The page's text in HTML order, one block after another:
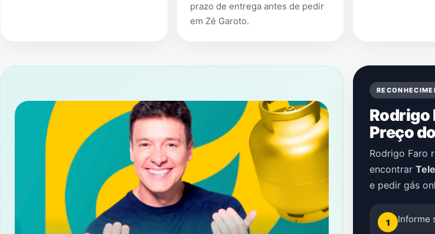
prazo de entrega antes de pedir
em Zé Garoto.
Rodrigo
Preço
Rodrigo Faro
encontrar
e pedir gás
1 Informe